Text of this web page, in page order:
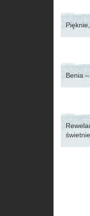
Benia